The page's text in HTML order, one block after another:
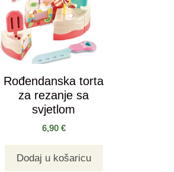
Rođendanska torta
za rezanje sa
svjetlom
6,90 €
Dodaj u košaricu